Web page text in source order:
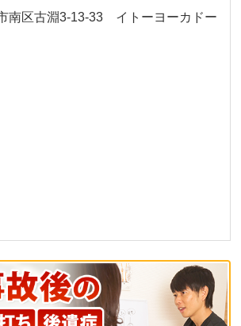
南区古淵3-13-33 イトーヨーカドー